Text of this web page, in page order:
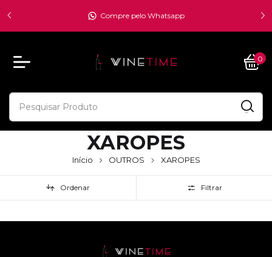
-
Compre pelo Whatsapp
0
XAROPES
Início OUTROS XAROPES
Ordenar Filtrar